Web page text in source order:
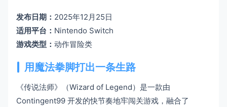
发布日期： 2025年12月25日
适用平台： Nintendo Switch
游戏类型： 动作冒险类
用魔法拳脚打出一条生路
《传说法师》（Wizard of Legend）是一款由
Contingent99 开发的快节奏地牢闯关游戏，融合了